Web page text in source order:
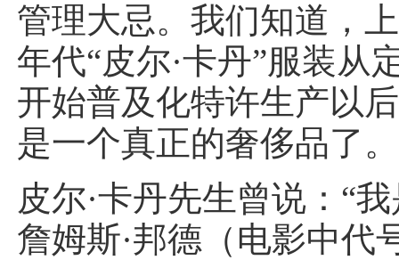
管理大忌。我们知道，
年代“皮尔·卡丹”服装从
开始普及化特许生产以
是一个真正的奢侈品了。
皮尔·卡丹先生曾说：“
詹姆斯·邦德（电影中代